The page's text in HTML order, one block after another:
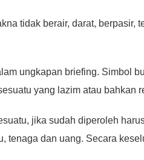
tidak berair, darat, berpasir,
ungkapan briefing. Simbol
yang lazim atau bahkan
jika sudah diperoleh
tenaga dan uang. Secara